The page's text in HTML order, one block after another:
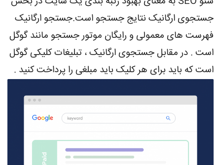
جستجوی ارگانیک نتایج جستجو است.جستجو ارگانیک
فهرست های معمولی و رایگان موتور جستجو مانند گوگل
است . در مقابل جستجوی ارگانیک ، تبلیغات کلیکی گوگل
است که باید برای هر کلیک باید مبلغی را پرداخت کنید .